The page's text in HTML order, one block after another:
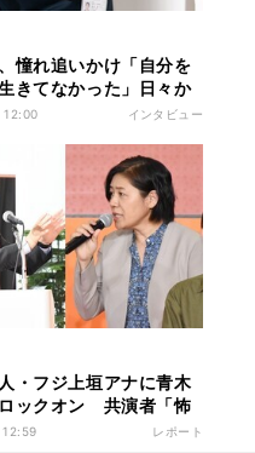
憧れ追いかけ「自分を
きてなかった」日々か
求できる俳優へインタビュー
・フジ上垣アナに青木
ックオン 共演者「怖
)」
レポート